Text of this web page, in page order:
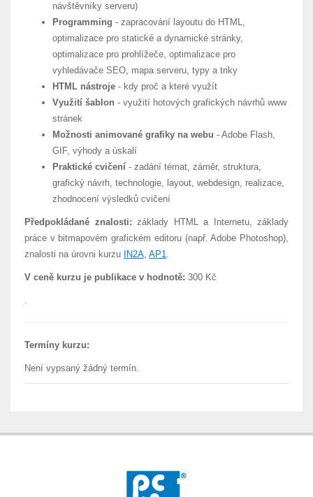
návštěvníky serveru)
Programming - zapracování layoutu do HTML,
optimalizace pro statické a dynamické stránky,
optimalizace pro prohlížeče, optimalizace pro
vyhledávače SEO, mapa serveru, typy a triky
HTML nástroje - kdy proč a které využít
Využití šablon - využití hotových grafických návrhů www
stránek
Možnosti animované grafiky na webu - Adobe Flash,
GIF, výhody a úskalí
Praktické cvičení - zadání témat, záměr, struktura,
grafický návrh, technologie, layout, webdesign, realizace,
zhodnocení výsledků cvičení
Předpokládané znalosti: základy HTML a Internetu, základy
práce v bitmapovém grafickém editoru (např. Adobe Photoshop),
znalosti na úrovni kurzu
IN2A, AP1.
V ceně kurzu je publikace v hodnotě: 300 Kč
.
Termíny kurzu:
Není vypsaný žádný termín.